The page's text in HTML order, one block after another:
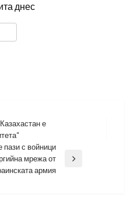
днес
е
с войници
мрежа от
армия